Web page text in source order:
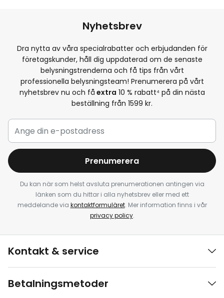
Nyhetsbrev
Dra nytta av våra specialrabatter och erbjudanden för
företagskunder, håll dig uppdaterad om de senaste
belysningstrenderna och få tips från vårt
professionella belysningsteam! Prenumerera på vårt
nyhetsbrev nu och få extra 10 % rabatt⁴ på din nästa
beställning från 1599 kr.
Prenumerera
Du kan när som helst avsluta prenumerationen antingen via
länken som du hittar i alla nyhetsbrev eller med ett
meddelande via kontaktformuläret. Mer information finns i vår
privacy policy.
Kontakt & service
Betalningsmetoder